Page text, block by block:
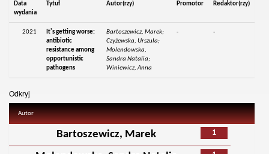
Data
wydania
Tytuł Autor(rzy) Promotor Redaktor(rzy)
2021
It's getting worse:
antibiotic
resistance among
opportunistic
pathogens
Bartoszewicz, Marek;
Czyżewska, Urszula;
Molendowska,
Sandra Natalia;
Winiewicz, Anna
- -
Odkryj
Autor
1
Bartoszewicz, Marek